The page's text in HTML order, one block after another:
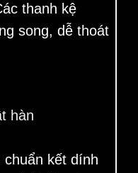
thanh kệ
song, dễ thoát
kết dính